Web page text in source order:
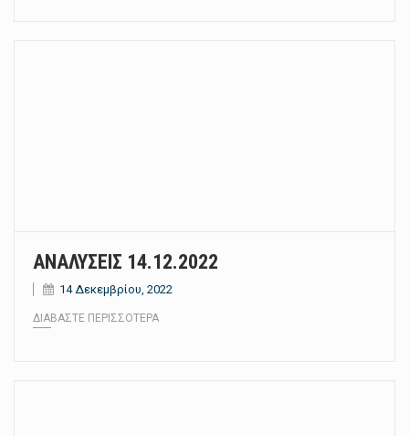
ΑΝΑΛΥΣΕΙΣ 14.12.2022
14 Δεκεμβρίου, 2022
ΔΙΑΒΆΣΤΕ ΠΕΡΙΣΣΌΤΕΡΑ